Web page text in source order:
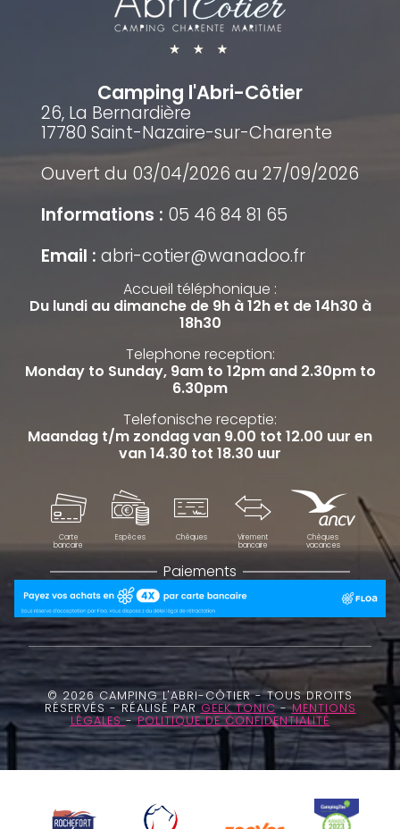
Camping l'Abri-Côtier
26, La Bernardière
17780 Saint-Nazaire-sur-Charente
Ouvert du 03/04/2026 au 27/09/2026
Informations : 05 46 84 81 65
Email : abri-cotier@wanadoo.fr
Accueil téléphonique :
Du lundi au dimanche de 9h à 12h et de 14h30 à
18h30
Telephone reception:
Monday to Sunday, 9am to 12pm and 2.30pm to
6.30pm
Telefonische receptie:
Maandag t/m zondag van 9.00 tot 12.00 uur en
van 14.30 tot 18.30 uur
Carte
bancaire
Espèces Chèques
Virement
bancaire
Chèques
vacances
Paiements
© 2026 CAMPING L'ABRI-CÔTIER - TOUS DROITS
RÉSERVÉS - RÉALISÉ PARGEEK TONIC-MENTIONS
LÉGALES-POLITIQUE DE CONFIDENTIALITÉ